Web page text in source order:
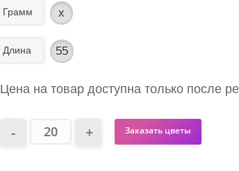
Грамм x
Длина 55
Цена на товар доступна только после
Заказать цветы